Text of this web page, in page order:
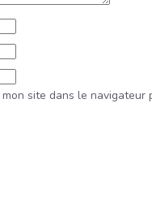
site dans le navigateur